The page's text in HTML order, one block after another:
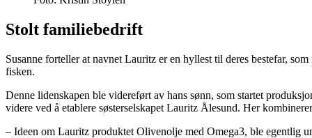
Stolt familiebedrift
Susanne forteller at navnet Lauritz er en hyllest til deres bestefar,
fisken.
Denne lidenskapen ble videreført av hans sønn, som startet
videre ved å etablere søsterselskapet Lauritz Ålesund. Her
– Ideen om Lauritz produktet Olivenolje med Omega3, ble egentlig